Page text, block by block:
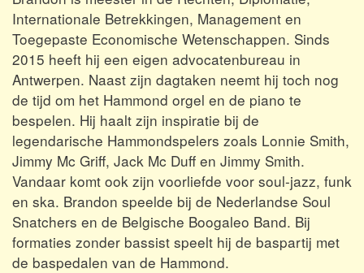
Internationale Betrekkingen, Management en
Toegepaste Economische Wetenschappen. Sinds
2015 heeft hij een eigen advocatenbureau in
Antwerpen. Naast zijn dagtaken neemt hij toch nog
de tijd om het Hammond orgel en de piano te
bespelen. Hij haalt zijn inspiratie bij de
legendarische Hammondspelers zoals Lonnie Smith,
Jimmy Mc Griff, Jack Mc Duff en Jimmy Smith.
Vandaar komt ook zijn voorliefde voor soul-jazz, funk
en ska. Brandon speelde bij de Nederlandse Soul
Snatchers en de Belgische Boogaleo Band. Bij
formaties zonder bassist speelt hij de baspartij met
de baspedalen van de Hammond.